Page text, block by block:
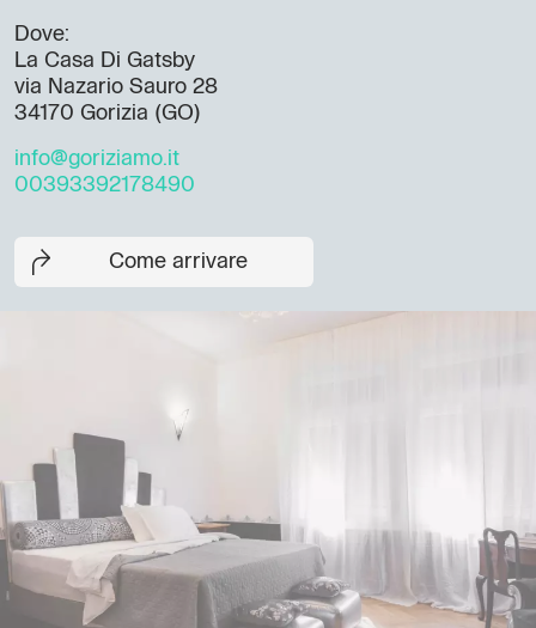
Dove:
La Casa Di Gatsby
via Nazario Sauro 28
34170 Gorizia (GO)
info@goriziamo.it
00393392178490
Come arrivare